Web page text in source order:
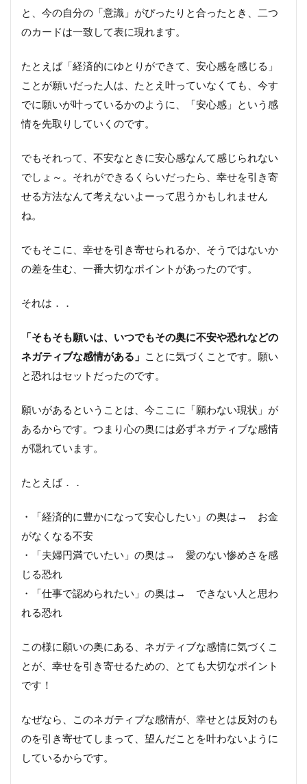
と、今の自分の「意識」がぴったりと合ったとき、二つ
のカードは一致して表に現れます。
たとえば「経済的にゆとりができて、安心感を感じる」
ことが願いだった人は、たとえ叶っていなくても、今す
でに願いが叶っているかのように、「安心感」という感
情を先取りしていくのです。
でもそれって、不安なときに安心感なんて感じられない
でしょ～。それができるくらいだったら、幸せを引き寄
せる方法なんて考えないよーって思うかもしれません
ね。
でもそこに、幸せを引き寄せられるか、そうではないか
の差を生む、一番大切なポイントがあったのです。
それは．．
「そもそも願いは、いつでもその奥に不安や恐れなどの
ネガティブな感情がある」
ことに気づくことです。願い
と恐れはセットだったのです。
願いがあるということは、今ここに「願わない現状」が
あるからです。つまり心の奥には必ずネガティブな感情
が隠れています。
たとえば．．
・「経済的に豊かになって安心したい」の奥は→ お金
がなくなる不安
・「夫婦円満でいたい」の奥は→ 愛のない惨めさを感
じる恐れ
・「仕事で認められたい」の奥は→ できない人と思わ
れる恐れ
この様に願いの奥にある、ネガティブな感情に気づくこ
とが、幸せを引き寄せるための、とても大切なポイント
です！
なぜなら、このネガティブな感情が、幸せとは反対のも
のを引き寄せてしまって、望んだことを叶わないように
しているからです。